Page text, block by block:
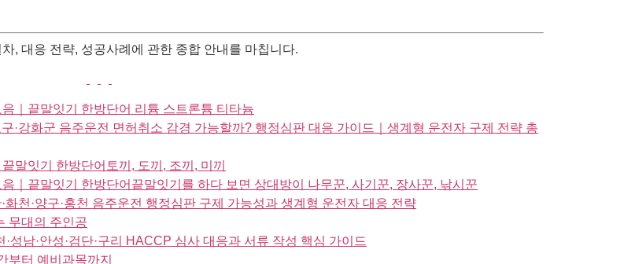
, 대응 전략, 성공사례에 관한 종합 안내를 마칩니다.
｜끝말잇기 한방단어 리튬 스트론튬 티타늄
구·강화군 음주운전 면허취소 감경 가능할까? 행정심판 대응 가이드｜생계형 운전자 구제 전략 총
말잇기 한방단어토끼, 도끼, 조끼, 미끼
｜끝말잇기 한방단어끝말잇기를 하다 보면 상대방이 나무꾼, 사기꾼, 장사꾼, 낚시꾼
화천·양구·홍천 음주운전 행정심판 구제 가능성과 생계형 운전자 대응 전략
무대의 주인공
남·안성·검단·구리 HACCP 심사 대응과 서류 작성 핵심 가이드
부터 예비과목까지